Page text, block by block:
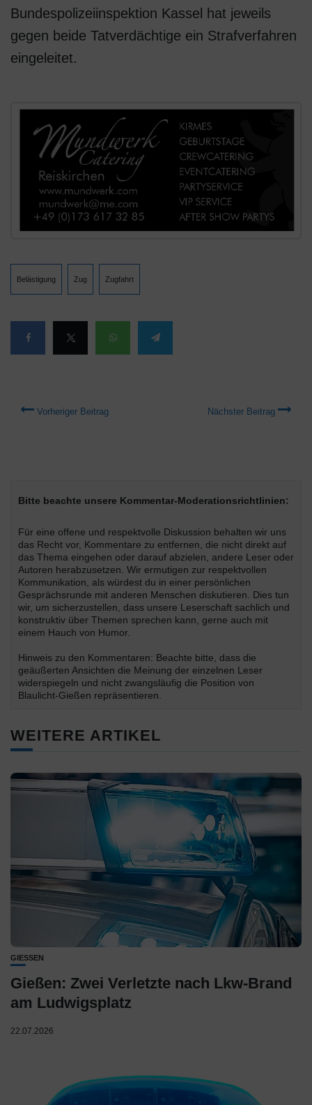
Bundespolizeiinspektion Kassel hat jeweils
gegen beide Tatverdächtige ein Strafverfahren
eingeleitet.
Belästigung Zug Zugfahrt
Vorheriger Beitrag Nächster Beitrag
Bitte beachte unsere Kommentar-Moderationsrichtlinien:
Für eine offene und respektvolle Diskussion behalten wir uns
das Recht vor, Kommentare zu entfernen, die nicht direkt auf
das Thema eingehen oder darauf abzielen, andere Leser oder
Autoren herabzusetzen. Wir ermutigen zur respektvollen
Kommunikation, als würdest du in einer persönlichen
Gesprächsrunde mit anderen Menschen diskutieren. Dies tun
wir, um sicherzustellen, dass unsere Leserschaft sachlich und
konstruktiv über Themen sprechen kann, gerne auch mit
einem Hauch von Humor.
Hinweis zu den Kommentaren: Beachte bitte, dass die
geäußerten Ansichten die Meinung der einzelnen Leser
widerspiegeln und nicht zwangsläufig die Position von
Blaulicht-Gießen repräsentieren.
WEITERE ARTIKEL
GIESSEN
Gießen: Zwei Verletzte nach Lkw-Brand
am Ludwigsplatz
22.07.2026